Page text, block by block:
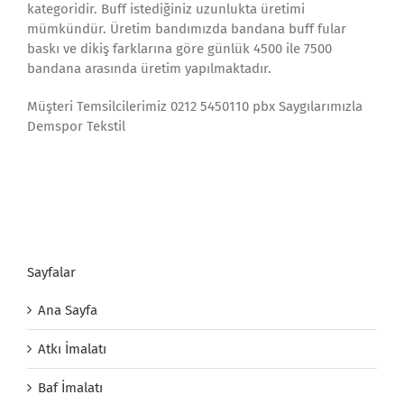
kategoridir. Buff istediğiniz uzunlukta üretimi
mümkündür. Üretim bandımızda bandana buff fular
baskı ve dikiş farklarına göre günlük 4500 ile 7500
bandana arasında üretim yapılmaktadır.
Müşteri Temsilcilerimiz 0212 5450110 pbx Saygılarımızla
Demspor Tekstil
Sayfalar
Ana Sayfa
Atkı İmalatı
Baf İmalatı